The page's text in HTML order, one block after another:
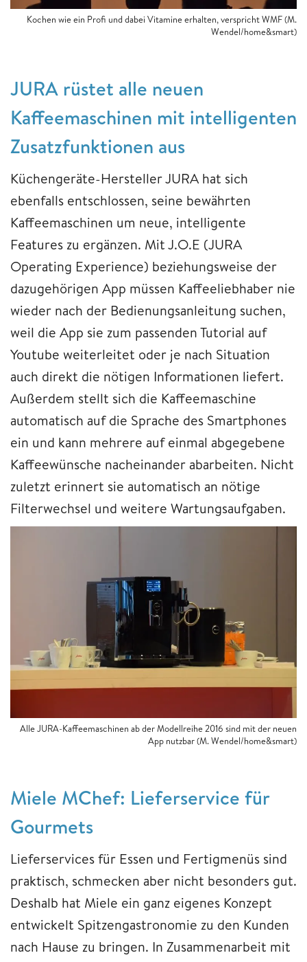
Kochen wie ein Profi und dabei Vitamine erhalten, verspricht WMF (M.
Wendel/home&smart)
JURA rüstet alle neuen
Kaffeemaschinen mit intelligenten
Zusatzfunktionen aus
Küchengeräte-Hersteller JURA hat sich
ebenfalls entschlossen, seine bewährten
Kaffeemaschinen um neue, intelligente
Features zu ergänzen. Mit J.O.E (JURA
Operating Experience) beziehungsweise der
dazugehörigen App müssen Kaffeeliebhaber nie
wieder nach der Bedienungsanleitung suchen,
weil die App sie zum passenden Tutorial auf
Youtube weiterleitet oder je nach Situation
auch direkt die nötigen Informationen liefert.
Außerdem stellt sich die Kaffeemaschine
automatisch auf die Sprache des Smartphones
ein und kann mehrere auf einmal abgegebene
Kaffeewünsche nacheinander abarbeiten. Nicht
zuletzt erinnert sie automatisch an nötige
Filterwechsel und weitere Wartungsaufgaben.
Alle JURA-Kaffeemaschinen ab der Modellreihe 2016 sind mit der neuen
App nutzbar (M. Wendel/home&smart)
Miele MChef: Lieferservice für
Gourmets
Lieferservices für Essen und Fertigmenüs sind
praktisch, schmecken aber nicht besonders gut.
Deshalb hat Miele ein ganz eigenes Konzept
entwickelt Spitzengastronomie zu den Kunden
nach Hause zu bringen. In Zusammenarbeit mit